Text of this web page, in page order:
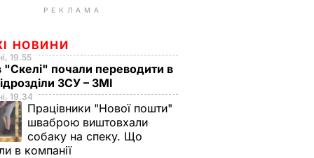
РЕКЛАМА
НОВИНИ
19.55
"Скелі" почали переводити в
ЗСУ – ЗМІ
19.34
Працівники "Нової пошти"
шваброю виштовхали
собаку на спеку. Що
в компанії